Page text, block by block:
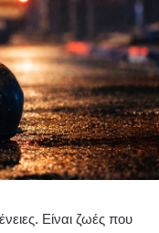
Είναι ζωές που